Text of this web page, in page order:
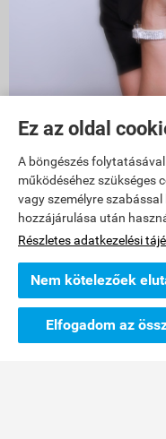
Ez az oldal
A böngészés
működéséhez szükséges
vagy személyre
hozzájárulása után
Részletes adatkezelési
Nem kötelezőek
Elfogadom az
1011 Budapest, Szilágyi
üzlet bejárata a FŐ utca
Battyhány tértől 3 perc
szám között.
nyitva tartás: h-p: 12-18 ig
Mobil: Írisz +36 30 361 5945
e-mail: info@havalda.hu